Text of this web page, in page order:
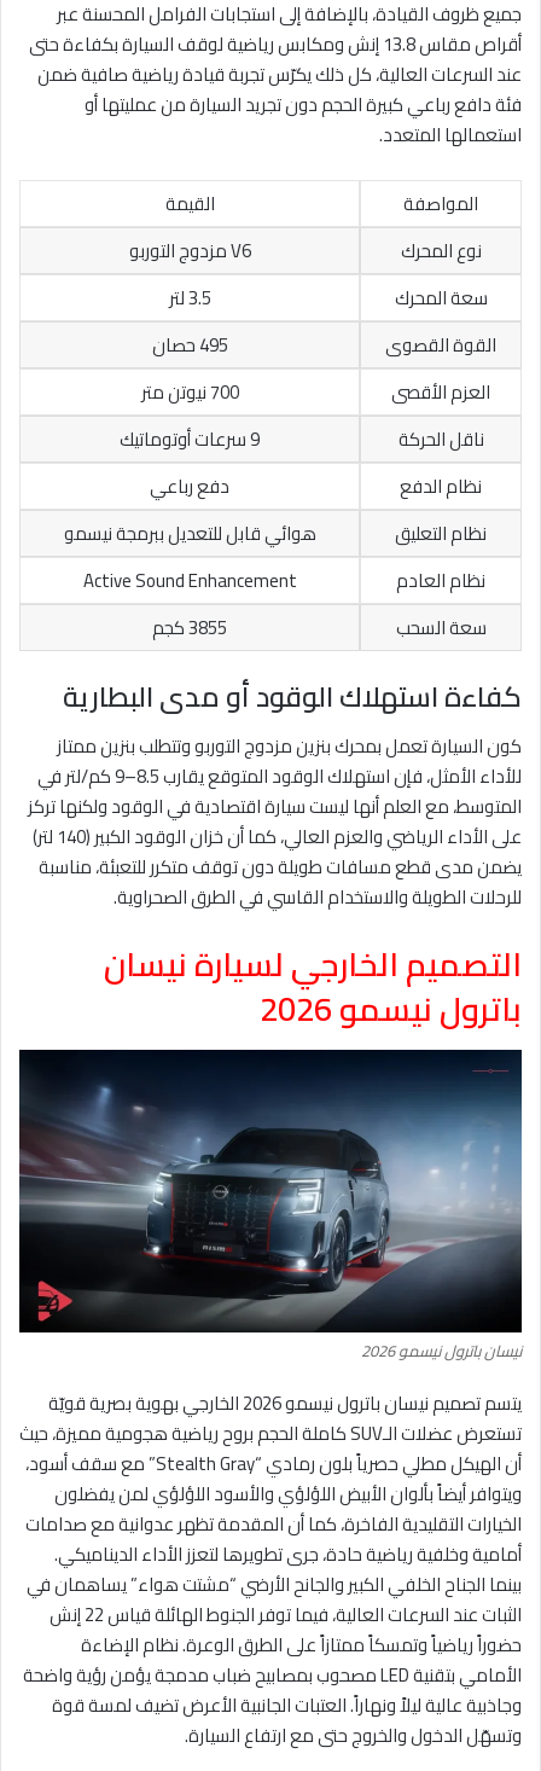
جميع ظروف القيادة، بالإضافة إلى استجابات الفرامل المحسنة عبر
أقراص مقاس 13.8 إنش ومكابس رياضية لوقف السيارة بكفاءة حتى
عند السرعات العالية، كل ذلك يكرّس تجربة قيادة رياضية صافية ضمن
فئة دافع رباعي كبيرة الحجم دون تجريد السيارة من عمليتها أو
استعمالها المتعدد.
المواصفة
القيمة
نوع المحرك
V6 مزدوج التوربو
سعة المحرك
3.5 لتر
القوة القصوى
495 حصان
العزم الأقصى
700 نيوتن متر
ناقل الحركة
9 سرعات أوتوماتيك
نظام الدفع
دفع رباعي
نظام التعليق
هوائي قابل للتعديل ببرمجة نيسمو
نظام العادم
Active Sound Enhancement
سعة السحب
3855 كجم
كفاءة استهلاك الوقود أو مدى البطارية
كون السيارة تعمل بمحرك بنزين مزدوج التوربو وتتطلب بنزين ممتاز
للأداء الأمثل، فإن استهلاك الوقود المتوقع يقارب 8.5–9 كم/لتر في
المتوسط، مع العلم أنها ليست سيارة اقتصادية في الوقود ولكنها تركز
على الأداء الرياضي والعزم العالي، كما أن خزان الوقود الكبير (140 لتر)
يضمن مدى قطع مسافات طويلة دون توقف متكرر للتعبئة، مناسبة
للرحلات الطويلة والاستخدام القاسي في الطرق الصحراوية.
التصميم الخارجي لسيارة نيسان
باترول نيسمو 2026
نيسان باترول نيسمو 2026
يتسم تصميم نيسان باترول نيسمو 2026 الخارجي بهوية بصرية قويّة
تستعرض عضلات الـSUV كاملة الحجم بروح رياضية هجومية مميزة، حيث
أن الهيكل مطلي حصرياً بلون رمادي “Stealth Gray” مع سقف أسود،
ويتوافر أيضاً بألوان الأبيض اللؤلؤي والأسود اللؤلؤي لمن يفضلون
الخيارات التقليدية الفاخرة، كما أن المقدمة تظهر عدوانية مع صدامات
أمامية وخلفية رياضية حادة، جرى تطويرها لتعزز الأداء الديناميكي.
بينما الجناح الخلفي الكبير والجانح الأرضي “مشتت هواء” يساهمان في
الثبات عند السرعات العالية، فيما توفر الجنوط الهائلة قياس 22 إنش
حضوراً رياضياً وتمسكاً ممتازاً على الطرق الوعرة. نظام الإضاءة
الأمامي بتقنية LED مصحوب بمصابيح ضباب مدمجة يؤمن رؤية واضحة
وجاذبية عالية ليلاً ونهاراً. العتبات الجانبية الأعرض تضيف لمسة قوة
وتسهّل الدخول والخروج حتى مع ارتفاع السيارة.